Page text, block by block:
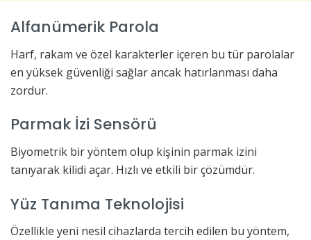
Alfanümerik Parola
Harf, rakam ve özel karakterler içeren bu tür parolalar
en yüksek güvenliği sağlar ancak hatırlanması daha
zordur.
Parmak İzi Sensörü
Biyometrik bir yöntem olup kişinin parmak izini
tanıyarak kilidi açar. Hızlı ve etkili bir çözümdür.
Yüz Tanıma Teknolojisi
Özellikle yeni nesil cihazlarda tercih edilen bu yöntem,